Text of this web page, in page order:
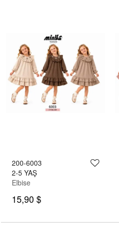
200-6003
2-5 YAŞ
Elbise
15,90 $